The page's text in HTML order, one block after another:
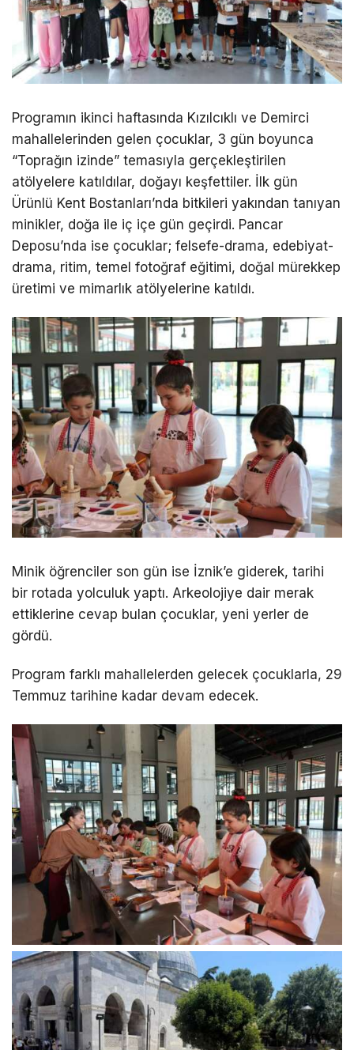
Programın ikinci haftasında Kızılcıklı ve Demirci
mahallelerinden gelen çocuklar, 3 gün boyunca
“Toprağın izinde” temasıyla gerçekleştirilen
atölyelere katıldılar, doğayı keşfettiler. İlk gün
Ürünlü Kent Bostanları’nda bitkileri yakından tanıyan
minikler, doğa ile iç içe gün geçirdi. Pancar
Deposu’nda ise çocuklar; felsefe-drama, edebiyat-
drama, ritim, temel fotoğraf eğitimi, doğal mürekkep
üretimi ve mimarlık atölyelerine katıldı.
Minik öğrenciler son gün ise İznik’e giderek, tarihi
bir rotada yolculuk yaptı. Arkeolojiye dair merak
ettiklerine cevap bulan çocuklar, yeni yerler de
gördü.
Program farklı mahallelerden gelecek çocuklarla, 29
Temmuz tarihine kadar devam edecek.